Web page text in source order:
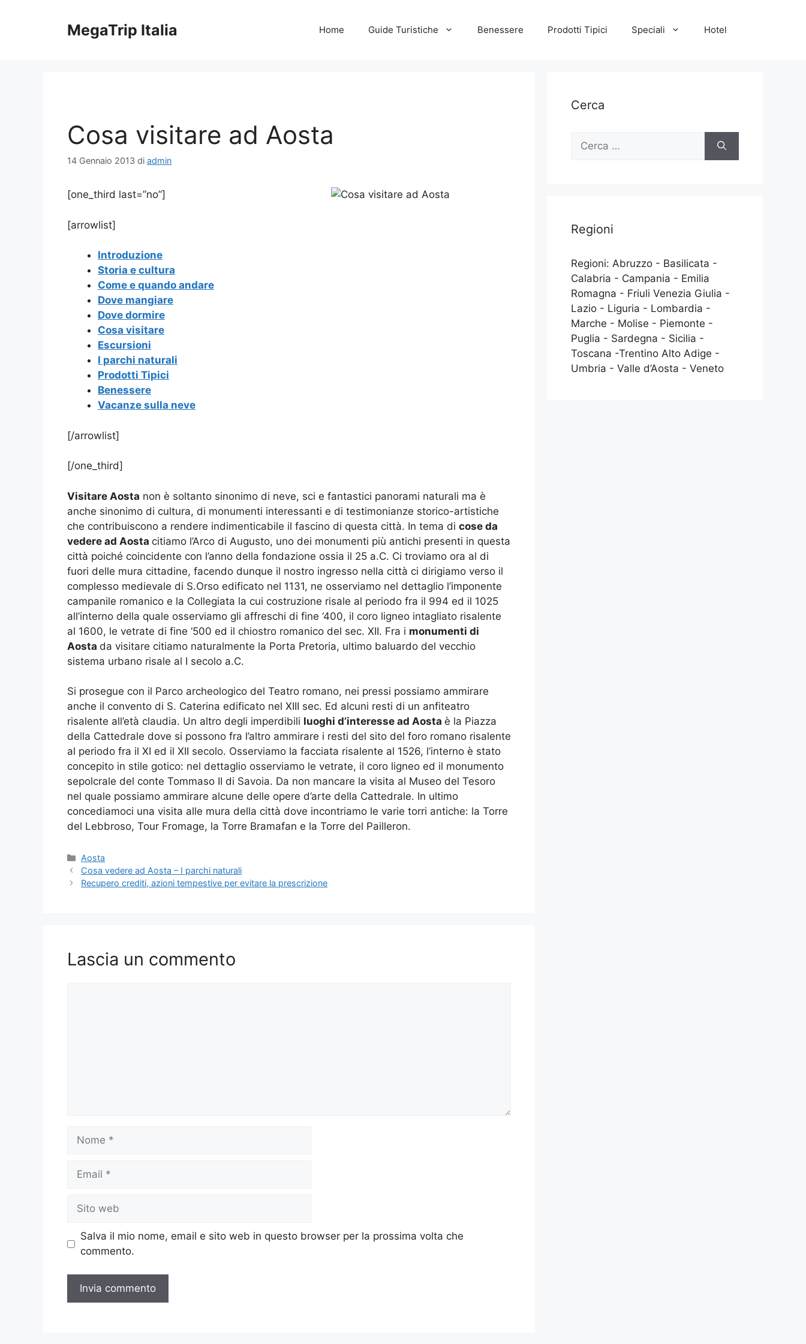
MegaTrip Italia Home Guide Turistiche Benessere Prodotti Tipici Speciali Hotel
Cosa visitare ad Aosta
14 Gennaio 2013 di admin
[one_third last=”no”]
[arrowlist]
Introduzione
Storia e cultura
Come e quando andare
Dove mangiare
Dove dormire
Cosa visitare
Escursioni
I parchi naturali
Prodotti Tipici
Benessere
Vacanze sulla neve
[/arrowlist]
[/one_third]
Visitare Aosta non è soltanto sinonimo di neve, sci e fantastici panorami naturali ma è
anche sinonimo di cultura, di monumenti interessanti e di testimonianze storico-artistiche
che contribuiscono a rendere indimenticabile il fascino di questa città. In tema di cose da
vedere ad Aosta citiamo l’Arco di Augusto, uno dei monumenti più antichi presenti in questa
città poiché coincidente con l’anno della fondazione ossia il 25 a.C. Ci troviamo ora al di
fuori delle mura cittadine, facendo dunque il nostro ingresso nella città ci dirigiamo verso il
complesso medievale di S.Orso edificato nel 1131, ne osserviamo nel dettaglio l’imponente
campanile romanico e la Collegiata la cui costruzione risale al periodo fra il 994 ed il 1025
all’interno della quale osserviamo gli affreschi di fine ‘400, il coro ligneo intagliato risalente
al 1600, le vetrate di fine ‘500 ed il chiostro romanico del sec. XII. Fra i monumenti di
Aosta da visitare citiamo naturalmente la Porta Pretoria, ultimo baluardo del vecchio
sistema urbano risale al I secolo a.C.
Si prosegue con il Parco archeologico del Teatro romano, nei pressi possiamo ammirare
anche il convento di S. Caterina edificato nel XIII sec. Ed alcuni resti di un anfiteatro
risalente all’età claudia. Un altro degli imperdibili luoghi d’interesse ad Aosta è la Piazza
della Cattedrale dove si possono fra l’altro ammirare i resti del sito del foro romano risalente
al periodo fra il XI ed il XII secolo. Osserviamo la facciata risalente al 1526, l’interno è stato
concepito in stile gotico: nel dettaglio osserviamo le vetrate, il coro ligneo ed il monumento
sepolcrale del conte Tommaso II di Savoia. Da non mancare la visita al Museo del Tesoro
nel quale possiamo ammirare alcune delle opere d’arte della Cattedrale. In ultimo
concediamoci una visita alle mura della città dove incontriamo le varie torri antiche: la Torre
del Lebbroso, Tour Fromage, la Torre Bramafan e la Torre del Pailleron.
Categorie
Aosta
Cosa vedere ad Aosta – I parchi naturali
Recupero crediti, azioni tempestive per evitare la prescrizione
Lascia un commento
Nome
Email
Sito
web
Salva il mio nome, email e sito web in questo browser per la prossima volta che
commento.
Cerca
Ricerca
Regioni
Regioni: Abruzzo - Basilicata -
Calabria - Campania - Emilia
Romagna - Friuli Venezia Giulia -
Lazio - Liguria - Lombardia -
Marche - Molise - Piemonte -
Puglia - Sardegna - Sicilia -
Toscana -Trentino Alto Adige -
Umbria - Valle d’Aosta - Veneto